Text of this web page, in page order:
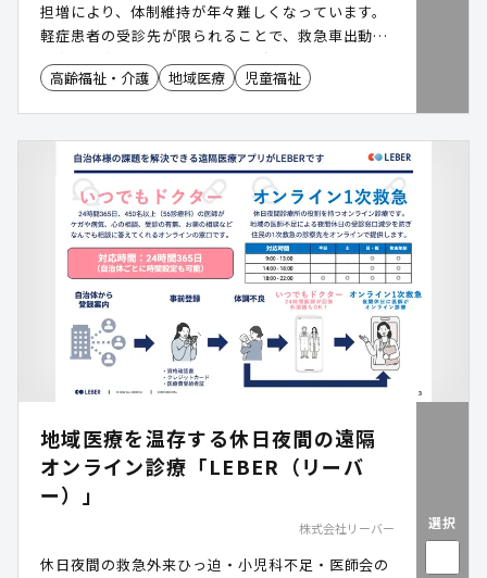
担増により、体制維持が年々難しくなっています。
軽症患者の受診先が限られることで、救急車出動や
二次・三次救急のひっ迫につながるケースも少なく
ありません。「自治体専用:夜間休日オンライン診
性期対応が求められる一次救急の窓口として、救急
負担の軽減と持続可能な地域医療の実現を支援しま
高齢福祉・介護 地域医療 児童福祉
地域医療を温存する休日夜間の遠隔
オンライン診療「LEBER（リーバ
ー）」
株式会社リーバー
休日夜間の救急外来ひっ迫・小児科不足・医師会の
選択